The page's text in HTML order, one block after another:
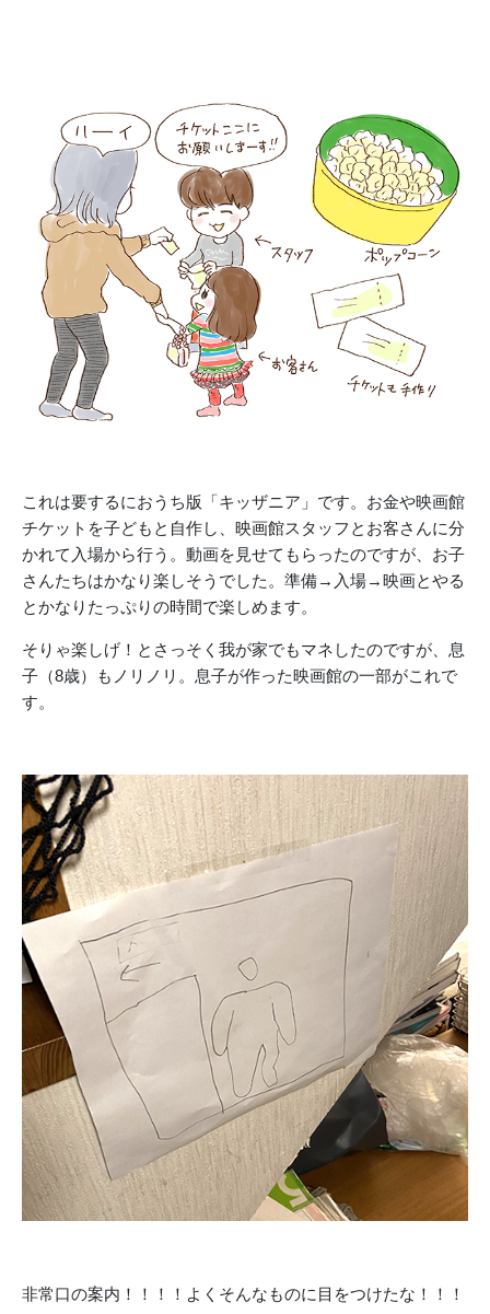
これは要するにおうち版「キッザニア」です。お金や映画館
チケットを子どもと自作し、映画館スタッフとお客さんに分
かれて入場から行う。動画を見せてもらったのですが、お子
さんたちはかなり楽しそうでした。準備→入場→映画とやる
とかなりたっぷりの時間で楽しめます。
そりゃ楽しげ！とさっそく我が家でもマネしたのですが、息
子（8歳）もノリノリ。息子が作った映画館の一部がこれで
す。
非常口の案内！！！！よくそんなものに目をつけたな！！！